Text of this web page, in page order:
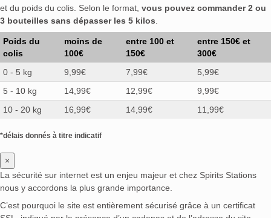
et du poids du colis. Selon le format, vous pouvez commander 2 ou
3 bouteilles sans dépasser les 5 kilos
Poids du
colis
moins de
100€
entre 100 et
150€
entre 150€ et
300€
0 - 5 kg
9,99€ 7,99€
5,99€
5 - 10 kg
14,99€ 12,99€
9,99€
10 - 20 kg
16,99€ 14,99€ 11,99€
*délais donnés à titre indicatif
×
La sécurité sur internet est un enjeu majeur et chez Spirits Stations
nous y accordons la plus grande importance.
C’est pourquoi le site est entièrement sécurisé grâce à un certificat